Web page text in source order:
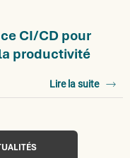
CI/CD pour
productivité
Lire la suite